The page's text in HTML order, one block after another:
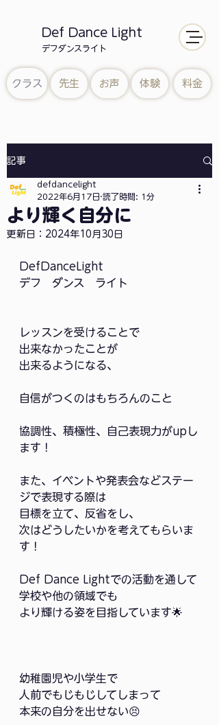
Def Dance Light
​デフダンスライト
クラス 先生 お声 体験 料金
記事
より輝く自分に
defdancelight
2022年6月17日 読了時間: 1分
更新日： 2024年10月30日
DefDanceLight
デフ　ダンス　ライト
レッスンを受けることで
出来なかったことが
出来るようになる、
自信がつくのはもちろんのこと
協調性、積極性、自己表現力がupし
ます！
また、イベントや発表会などステー
ジで表現する際は
目標を立て、反省をし、
次はどうしたいかを考えてもらいま
す！
Def Dance Lightでの活動を通して
学校や他の領域でも
より輝ける姿を目指しています🌟
幼稚園児や小学生で
人前でもじもじしてしまって
本来の自分を出せない😣